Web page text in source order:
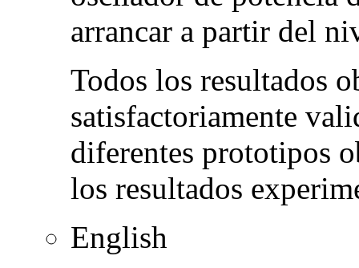
arrancar a partir del
Todos los resultados
satisfactoriamente
diferentes prototipos
los resultados
English